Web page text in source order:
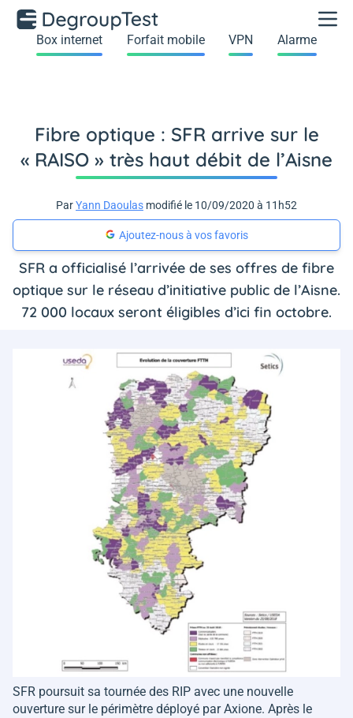
Box internet Forfait mobile VPN Alarme
Fibre optique : SFR arrive sur le
« RAISO » très haut débit de l’Aisne
ParYann Daoulas modifié le 10/09/2020 à 11h52
Ajoutez-nous à vos favoris
SFR a officialisé l’arrivée de ses offres de fibre
optique sur le réseau d’initiative public de l’Aisne.
72 000 locaux seront éligibles d’ici fin octobre.
SFR poursuit sa tournée des RIP avec une nouvelle
ouverture sur le périmètre déployé par Axione. Après le